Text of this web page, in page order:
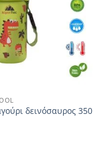
δεινόσαυρος 350